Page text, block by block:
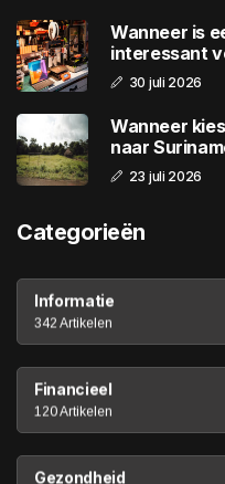
Wanneer is
interessant
30 juli 2026
Wanneer
naar
23 juli 2026
Categorieën
Informatie
342 Artikelen
Financieel
120 Artikelen
Gezondheid